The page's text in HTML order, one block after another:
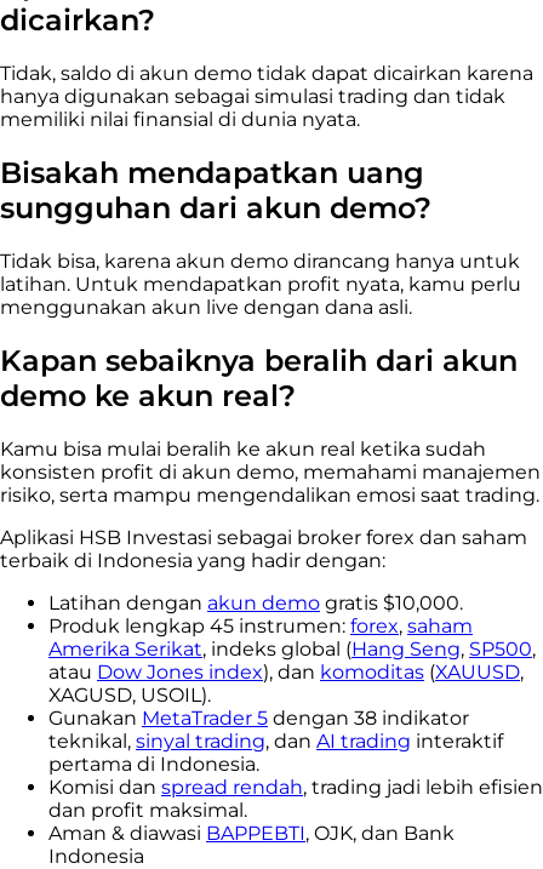
dicairkan?
Tidak, saldo di akun demo tidak dapat dicairkan karena
hanya digunakan sebagai simulasi trading dan tidak
memiliki nilai finansial di dunia nyata.
Bisakah mendapatkan uang
sungguhan dari akun demo?
Tidak bisa, karena akun demo dirancang hanya untuk
latihan. Untuk mendapatkan profit nyata, kamu perlu
menggunakan akun live dengan dana asli.
Kapan sebaiknya beralih dari akun
demo ke akun real?
Kamu bisa mulai beralih ke akun real ketika sudah
konsisten profit di akun demo, memahami manajemen
risiko, serta mampu mengendalikan emosi saat trading.
Aplikasi HSB Investasi sebagai broker forex dan saham
terbaik di Indonesia yang hadir dengan:
Latihan dengan akun demo gratis $10,000.
Produk lengkap 45 instrumen: forex, saham
Amerika Serikat, indeks global (Hang Seng, SP500,
atau Dow Jones index), dan komoditas (XAUUSD,
XAGUSD, USOIL).
Gunakan MetaTrader 5 dengan 38 indikator
teknikal, sinyal trading, dan AI trading interaktif
pertama di Indonesia.
Komisi dan spread rendah, trading jadi lebih efisien
dan profit maksimal.
Aman & diawasi BAPPEBTI, OJK, dan Bank
Indonesia